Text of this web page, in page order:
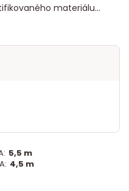
materiálu...
5,5 m
4,5 m